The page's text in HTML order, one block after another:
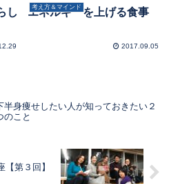
し
考え方＆マインド
エネルギーを上げる食事
2017.09.05
半身痩せしたい人が知っておきたい２
のこと
第３回】